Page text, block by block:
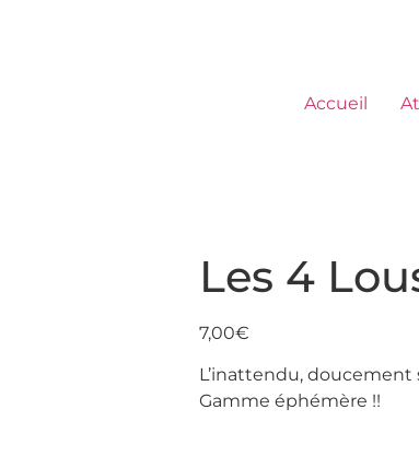
Accueil
Les 4
7,00€
L’inattendu, doucement
Gamme éphémère !!